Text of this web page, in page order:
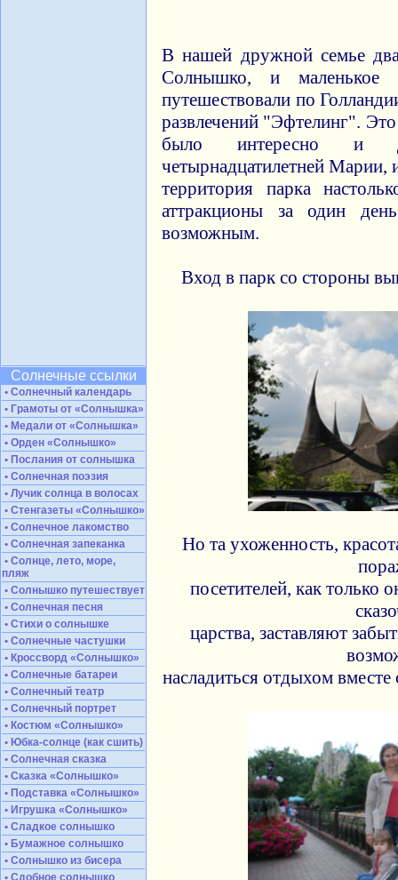
Солнечные ссылки
• Солнечный календарь
• Грамоты от «Солнышка»
• Медали от «Солнышка»
• Орден «Солнышко»
• Послания от солнышка
• Солнечная поэзия
• Лучик солнца в волосах
• Стенгазеты «Солнышко»
• Солнечное лакомство
• Солнечная запеканка
• Солнце, лето, море,
пляж
• Солнышко путешествует
• Солнечная песня
• Стихи о солнышке
• Солнечные частушки
• Кроссворд «Солнышко»
• Солнечные батареи
• Солнечный театр
• Солнечный портрет
• Костюм «Солнышко»
• Юбка-солнце (как сшить)
• Солнечная сказка
• Сказка «Солнышко»
• Подставка «Солнышко»
• Игрушка «Солнышко»
• Сладкое солнышко
• Бумажное солнышко
• Солнышко из бисера
• Сдобное солнышко
В нашей дружной семье
Солнышко, и
путешествовали по
развлечений "Эфтелинг".
было интересно и
четырнадцатилетней
территория парка
аттракционы за один
возможным.
Вход в парк со стороны
Но та ухоженность,
посетителей, как только
царства, заставляют
насладиться отдыхом